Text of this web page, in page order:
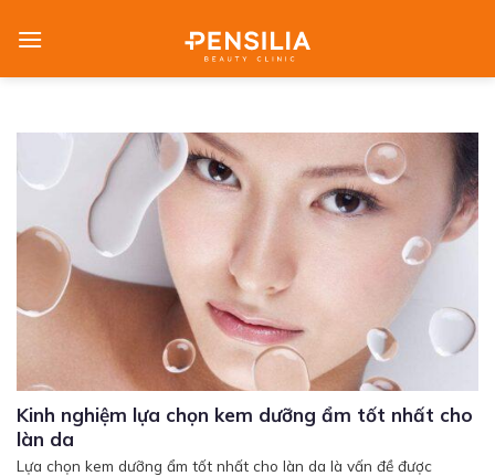
Kinh nghiệm lựa chọn kem dưỡng ẩm tốt nhất cho
làn da
Lựa chọn kem dưỡng ẩm tốt nhất cho làn da là vấn đề được